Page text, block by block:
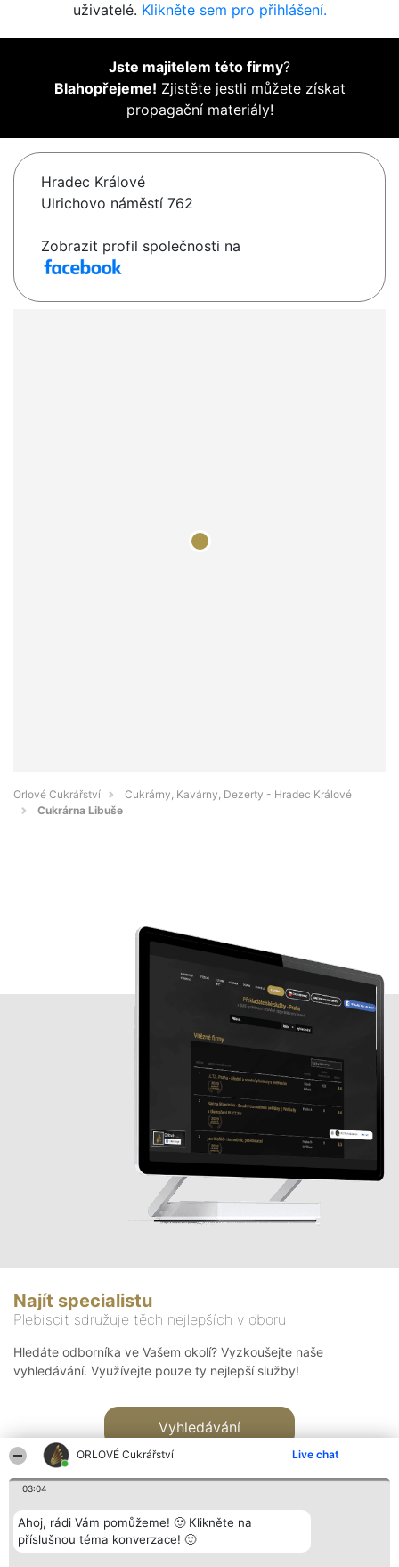
ORLOVÉ Cukrářství Live chat
03:04
Ahoj, rádi Vám pomůžeme! 🙂 Klikněte na
příslušnou téma konverzace! 🙂
uživatelé. Klikněte sem pro přihlášení.
Jste majitelem této firmy?
Blahopřejeme! Zjistěte jestli můžete získat
propagační materiály!
Hradec Králové
Ulrichovo náměstí 762
Zobrazit profil společnosti na
Orlové Cukrářství
Cukrárny, Kavárny, Dezerty - Hradec Králové
Cukrárna Libuše
Najít specialistu
Plebiscit sdružuje těch nejlepších v oboru
Hledáte odborníka ve Vašem okolí? Vyzkoušejte naše
vyhledávání. Využívejte pouze ty nejlepší služby!
Vyhledávání